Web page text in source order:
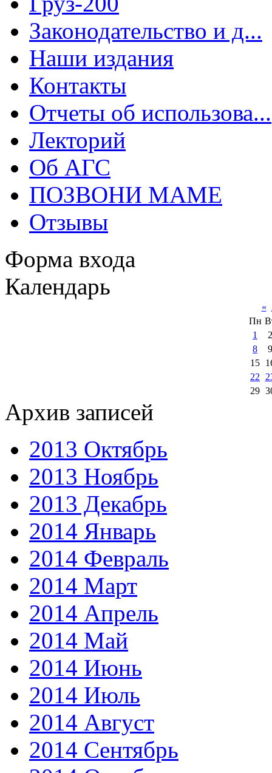
Законодательство и д...
Наши издания
Контакты
Отчеты об использова...
Лекторий
Об АГС
ПОЗВОНИ МАМЕ
Отзывы
Форма входа
Календарь
«
Пн
1
2
8
9
15
22
29
Архив записей
2013 Октябрь
2013 Ноябрь
2013 Декабрь
2014 Январь
2014 Февраль
2014 Март
2014 Апрель
2014 Май
2014 Июнь
2014 Июль
2014 Август
2014 Сентябрь